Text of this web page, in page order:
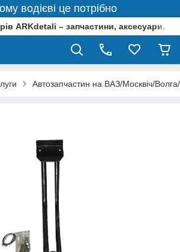
водієві це потрібно
ARKdetali – запчастини, аксесуари,
Автозапчастин на ВАЗ/Москвіч/